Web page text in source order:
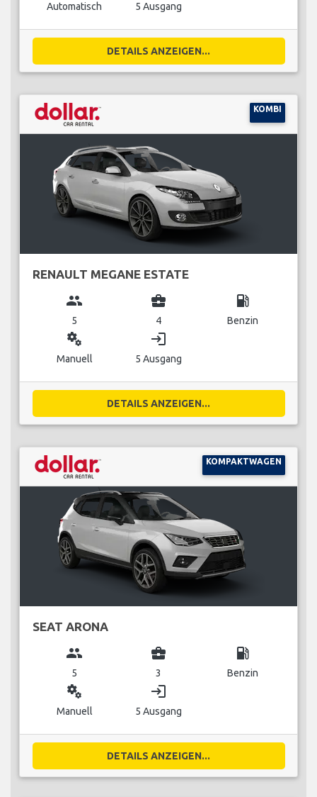
Automatisch 5 Ausgang
DETAILS ANZEIGEN...
KOMBI
RENAULT MEGANE ESTATE
group
5
business_center
4
local_gas_station
Benzin
miscellaneous_services
Manuell
login
5 Ausgang
DETAILS ANZEIGEN...
KOMPAKTWAGEN
SEAT ARONA
group
5
business_center
3
local_gas_station
Benzin
miscellaneous_services
Manuell
login
5 Ausgang
DETAILS ANZEIGEN...